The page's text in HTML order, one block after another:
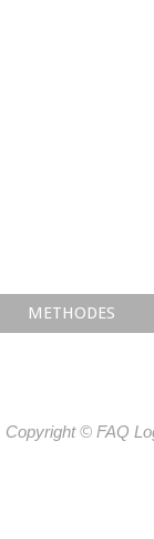
METHODES
Copyright © FAQ